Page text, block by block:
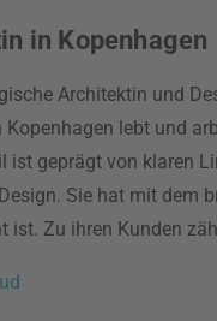
in Kopenhagen
Architektin und
lebt und
ist geprägt von klaren
Sie hat mit dem
Zu ihren Kunden